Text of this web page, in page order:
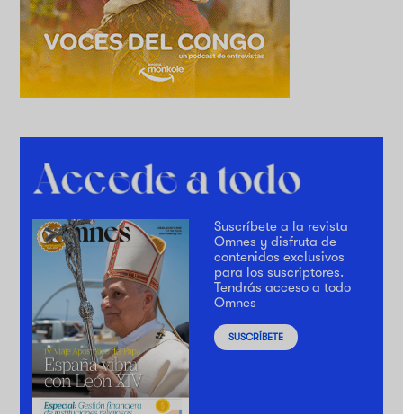
Suscríbete a la revista
Omnes y disfruta de
contenidos exclusivos
para los suscriptores.
Tendrás acceso a todo
Omnes
SUSCRÍBETE